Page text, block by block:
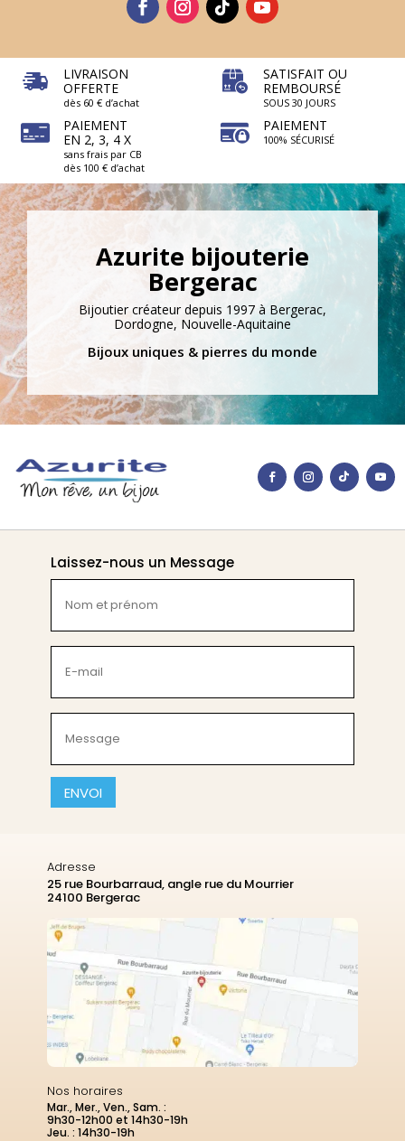
LIVRAISON
OFFERTE
dès 60 € d’achat
PAIEMENT
EN 2, 3, 4 X
sans frais par CB
dès 100 € d’achat
SATISFAIT OU
REMBOURSÉ
SOUS 30 JOURS
PAIEMENT
100% SÉCURISÉ
Azurite bijouterie
Bergerac
Bijoutier créateur depuis 1997 à Bergerac,
Dordogne, Nouvelle-Aquitaine
Bijoux uniques & pierres du monde
Laissez-nous un Message
et
prénom
(Nécessaire)
mail
(Nécessaire)
(Nécessaire)
CAPTCHA
Adresse
25 rue Bourbarraud, angle rue du Mourrier
24100 Bergerac
Nos horaires
Mar., Mer., Ven., Sam. :
9h30-12h00 et 14h30-19h
Jeu. : 14h30-19h